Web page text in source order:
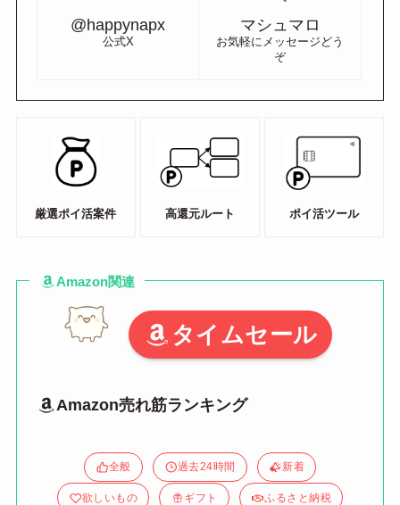
@happynapx
公式X
マシュマロ
お気軽にメッセージどう
ぞ
厳選ポイ活案件 高還元ルート ポイ活ツール
Amazon関連
タイムセール
Amazon売れ筋ランキング
全般 過去24時間 新着
欲しいもの ギフト ふるさと納税